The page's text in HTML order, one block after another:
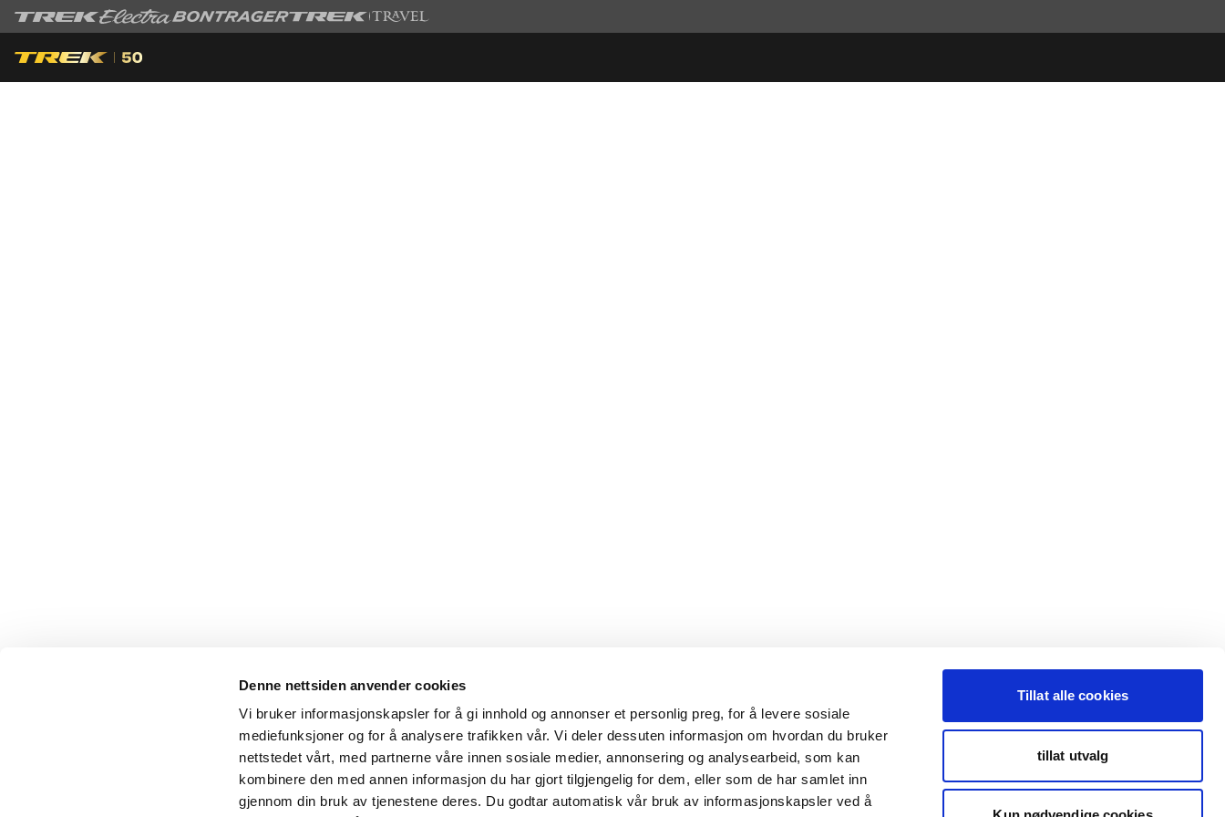
Denne nettsiden anvender cookies
Vi bruker informasjonskapsler for å gi innhold og annonser et personlig preg, for å levere sosiale
mediefunksjoner og for å analysere trafikken vår. Vi deler dessuten informasjon om hvordan du bruker
nettstedet vårt, med partnerne våre innen sosiale medier, annonsering og analysearbeid, som kan
kombinere den med annen informasjon du har gjort tilgjengelig for dem, eller som de har samlet inn
gjennom din bruk av tjenestene deres. Du godtar automatisk vår bruk av informasjonskapsler ved å
Tillat alle cookies
tillat utvalg